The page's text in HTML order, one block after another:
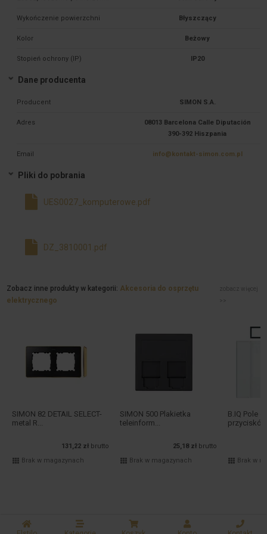
Wykończenie powierzchni Błyszczący
Kolor Beżowy
Stopień ochrony (IP) IP20
Dane producenta
Producent SIMON S.A.
Adres
08013 Barcelona Calle Diputación
390-392 Hiszpania
Email info@kontakt-simon.com.pl
Pliki do pobrania
UES0027_komputerowe.pdf
DZ_3810001.pdf
Zobacz inne produkty w kategorii: Akcesoria do osprzętu
elektrycznego
zobacz więcej
>>
SIMON 82 DETAIL SELECT-
metal R...
131,22 zł
brutto
Brak w magazynach
SIMON 500 Plakietka
teleinform...
25,18 zł
brutto
Brak w magazynach
B.IQ Pole
przyciskó...
Brak w